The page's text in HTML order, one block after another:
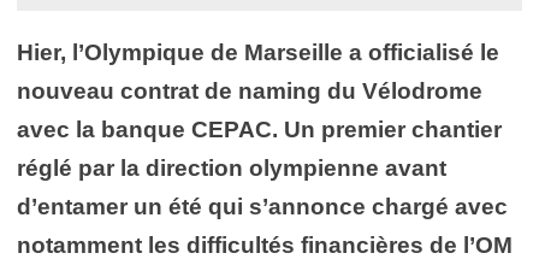
Hier, l’Olympique de Marseille a officialisé le
nouveau contrat de naming du Vélodrome
avec la banque CEPAC. Un premier chantier
réglé par la direction olympienne avant
d’entamer un été qui s’annonce chargé avec
notamment les difficultés financières de l’OM